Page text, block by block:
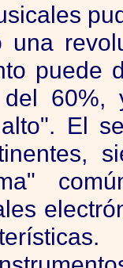
una
puede
del
El